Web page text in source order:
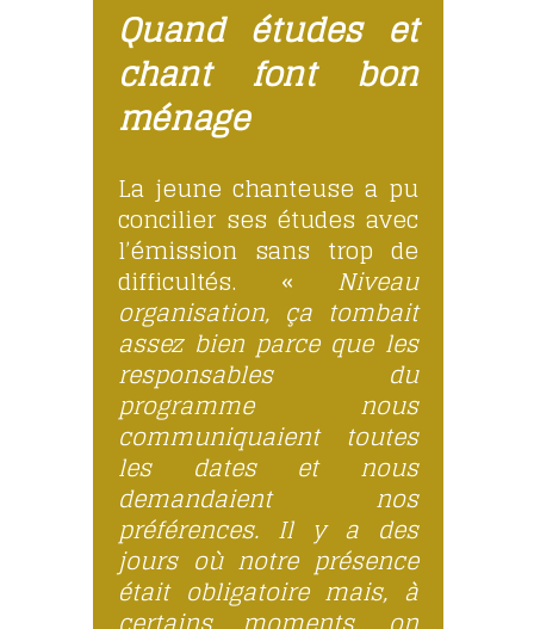
Quand études et
chant font bon
ménage
La jeune chanteuse a pu
concilier ses études avec
l’émission sans trop de
difficultés. « Niveau
organisation, ça tombait
assez bien parce que les
responsables du
programme nous
communiquaient toutes
les dates et nous
demandaient nos
préférences. Il y a des
jours où notre présence
était obligatoire mais, à